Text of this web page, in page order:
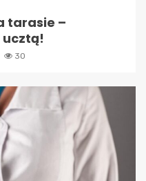
tarasie –
ucztą!
30